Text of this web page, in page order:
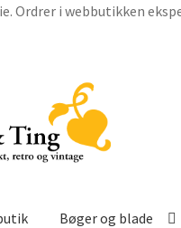
Ordrer i webbutikken
Bøger og blade